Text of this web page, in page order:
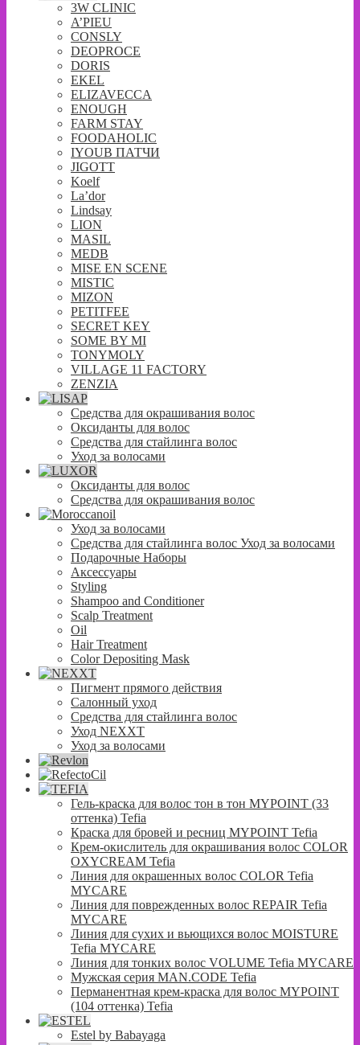
3W CLINIC
A’PIEU
CONSLY
DEOPROCE
DORIS
EKEL
ELIZAVECCA
ENOUGH
FARM STAY
FOODAHOLIC
IYOUB ПАТЧИ
JIGOTT
Koelf
La’dor
Lindsay
LION
MASIL
MEDB
MISE EN SCENE
MISTIC
MIZON
PETITFEE
SECRET KEY
SOME BY MI
TONYMOLY
VILLAGE 11 FACTORY
ZENZIA
Средства для окрашивания волос
Оксиданты для волос
Средства для стайлинга волос
Уход за волосами
Оксиданты для волос
Средства для окрашивания волос
Уход за волосами
Средства для стайлинга волос Уход за волосами
Подарочные Наборы
Аксессуары
Styling
Shampoo and Conditioner
Scalp Treatment
Oil
Hair Treatment
Color Depositing Mask
Пигмент прямого действия
Салонный уход
Средства для стайлинга волос
Уход NEXXT
Уход за волосами
Гель-краска для волос тон в тон MYPOINT (33
оттенка) Tefia
Краска для бровей и ресниц MYPOINT Tefia
Крем-окислитель для окрашивания волос COLOR
OXYCREAM Tefia
Линия для окрашенных волос COLOR Tefia
MYCARE
Линия для поврежденных волос REPAIR Tefia
MYCARE
Линия для сухих и вьющихся волос MOISTURE
Tefia MYCARE
Линия для тонких волос VOLUME Tefia MYCARE
Мужская серия MAN.CODE Tefia
Перманентная крем-краска для волос MYPOINT
(104 оттенка) Tefia
Estel by Babayaga